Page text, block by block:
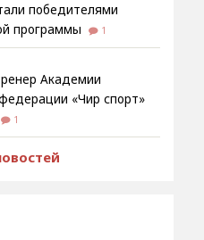
победителями
программы
1
Академии
«Чир спорт»
1